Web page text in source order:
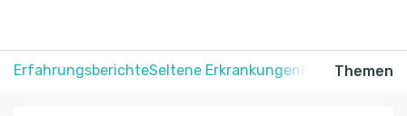
ErfahrungsberichteSeltene ErkrankungenKrebsThemen